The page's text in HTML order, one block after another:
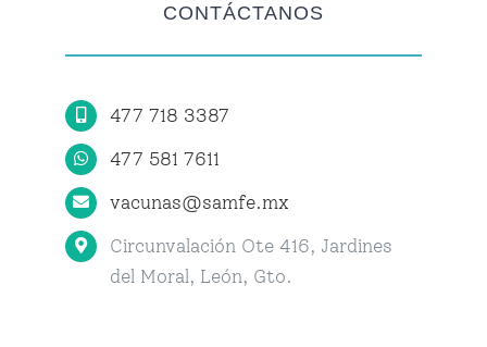
CONTÁCTANOS
477 718 3387
477 581 7611
vacunas@samfe.mx
Circunvalación Ote 416, Jardines
del Moral, León, Gto.